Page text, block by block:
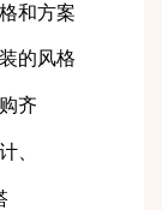
和方案
的风格
齐
、